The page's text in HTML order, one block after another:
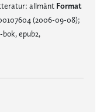
allmänt Format
(2006-09-08);
bok, epub2,